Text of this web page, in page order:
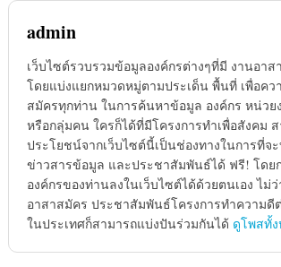
admin
เว็บไซต์รวบรวมข้อมูลองค์กรต่างๆที่มี งานอาส
โดยแบ่งแยกหมวดหมู่ตามประเด็น พื้นที่ เพื่อคว
สมัครทุกท่าน ในการค้นหาข้อมูล องค์กร หน่วย
หรือกลุ่มคน ใครก็ได้ที่มีโครงการทำเพื่อสังคม
ประโยชน์จากเว็บไซต์นี้เป็นช่องทางในการที่จ
ข่าวสารข้อมูล และประชาสัมพันธ์ได้ ฟรี! โดย
องค์กรของท่านลงในเว็บไซต์ได้ด้วยตนเอง ไม่
อาสาสมัคร ประชาสัมพันธ์โครงการทำความดี
ในประเทศก็สามารถแบ่งปันร่วมกันได้ ดูโพสทั้ง